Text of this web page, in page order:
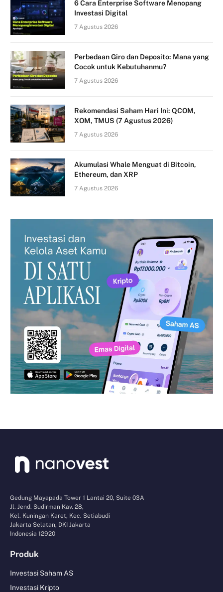
6 Cara Enterprise Software Menopang
Investasi Digital
7 Agustus 2026
Perbedaan Giro dan Deposito: Mana yang
Cocok untuk Kebutuhanmu?
7 Agustus 2026
Rekomendasi Saham Hari Ini: QCOM,
XOM, TMUS (7 Agustus 2026)
7 Agustus 2026
Akumulasi Whale Menguat di Bitcoin,
Ethereum, dan XRP
7 Agustus 2026
Gedung Mayapada Tower 1 Lantai 20, Suite 03A
Jl. Jend. Sudirman Kav. 28,
Kel. Kuningan Karet, Kec. Setiabudi
Jakarta Selatan, DKI Jakarta
Indonesia 12920
Produk
Investasi Saham AS
Investasi Kripto